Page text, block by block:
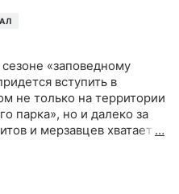
«заповедному
вступить в
не только на территории
парка», но и далеко за
и мерзавцев хватает
беды.